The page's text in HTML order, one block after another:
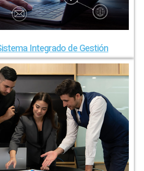
Integrado de Gestión